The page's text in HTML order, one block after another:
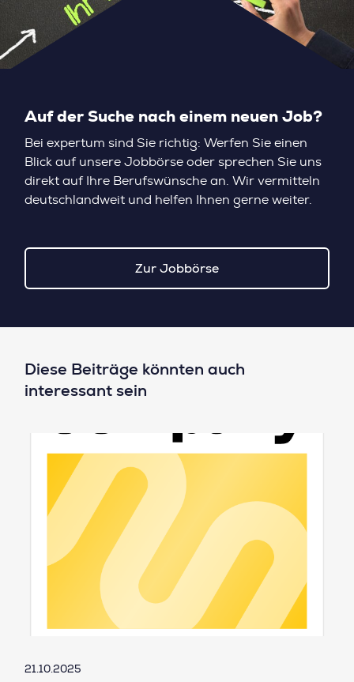
Auf der Suche nach einem neuen Job?
Bei expertum sind Sie richtig: Werfen Sie einen
Blick auf unsere Jobbörse oder sprechen Sie uns
direkt auf Ihre Berufswünsche an. Wir vermitteln
deutschlandweit und helfen Ihnen gerne weiter.
Zur Jobbörse
Diese Beiträge könnten auch
interessant sein
21.10.2025